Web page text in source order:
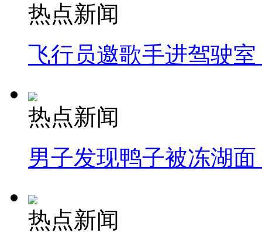
热点新闻
飞行员邀歌手进驾驶
热点新闻
男子发现鸭子被冻湖
热点新闻